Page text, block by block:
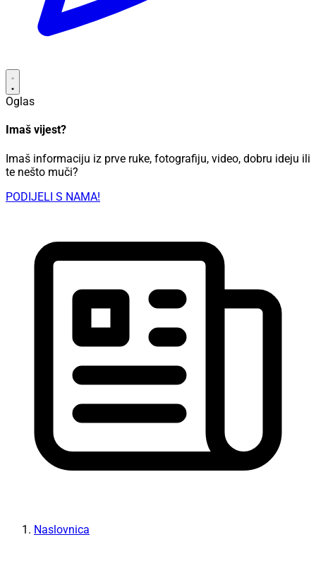
Oglas
Imaš vijest?
Imaš informaciju iz prve ruke, fotografiju, video, dobru ideju ili
te nešto muči?
PODIJELI S NAMA!
Naslovnica